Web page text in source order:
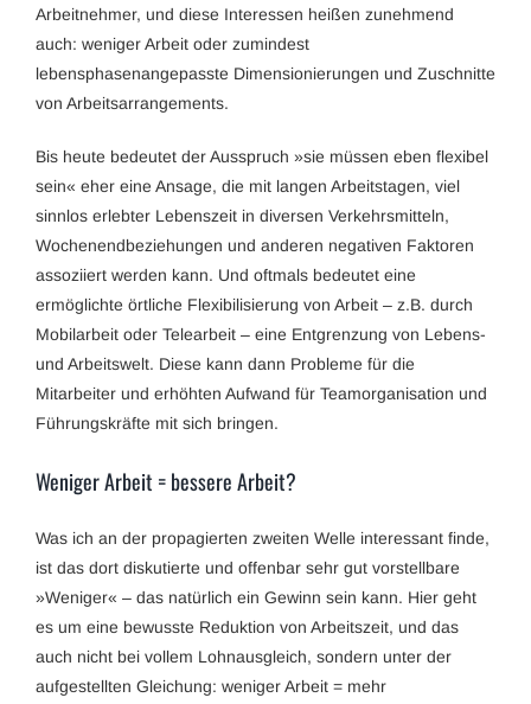
Arbeitnehmer, und diese Interessen heißen zunehmend
auch: weniger Arbeit oder zumindest
lebensphasenangepasste Dimensionierungen und Zuschnitte
von Arbeitsarrangements.
Bis heute bedeutet der Ausspruch »sie müssen eben flexibel
sein« eher eine Ansage, die mit langen Arbeitstagen, viel
sinnlos erlebter Lebenszeit in diversen Verkehrsmitteln,
Wochenendbeziehungen und anderen negativen Faktoren
assoziiert werden kann. Und oftmals bedeutet eine
ermöglichte örtliche Flexibilisierung von Arbeit – z.B. durch
Mobilarbeit oder Telearbeit – eine Entgrenzung von Lebens-
und Arbeitswelt. Diese kann dann Probleme für die
Mitarbeiter und erhöhten Aufwand für Teamorganisation und
Führungskräfte mit sich bringen.
Weniger Arbeit = bessere Arbeit?
Was ich an der propagierten zweiten Welle interessant finde,
ist das dort diskutierte und offenbar sehr gut vorstellbare
»Weniger« – das natürlich ein Gewinn sein kann. Hier geht
es um eine bewusste Reduktion von Arbeitszeit, und das
auch nicht bei vollem Lohnausgleich, sondern unter der
aufgestellten Gleichung: weniger Arbeit = mehr